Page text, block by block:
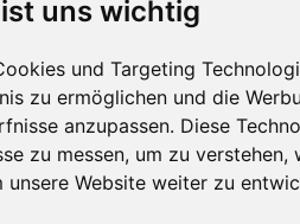
uns wichtig
und Targeting
zu ermöglichen und die
anzupassen. Diese
zu messen, um zu verstehen,
unsere Website weiter zu